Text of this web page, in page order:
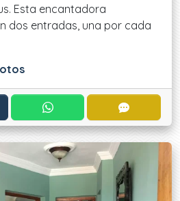
Esta encantadora
dos entradas, una por cada
CONTACTAR POR